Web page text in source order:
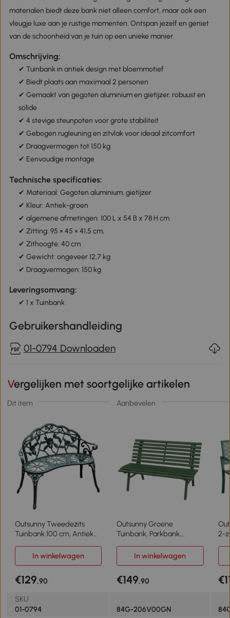
materialen biedt deze bank niet alleen comfort, maar ook een
vleugje luxe aan je rustige momenten. Ontspan jezelf en geniet
van de schoonheid van je tuin op een unieke manier.
Omschrijving:
✔ Tuinbank in antiek design met bloemmotief
✔ Biedt plaats aan maximaal 2 personen
✔ Gemaakt van gegoten aluminium en gietijzer, robuust en
solide
✔ 4 stevige steunpoten voor grote stabiliteit
✔ Gebogen rugleuning en zitvlak voor ideaal zitcomfort
✔ Draagvermogen tot 150 kg
✔ Eenvoudige montage
Technische specificaties:
✔ Materiaal: Gegoten aluminium, gietijzer
✔ Kleur: Antiek-groen
✔ algemene afmetingen: 100 L x 54 B x 78 H cm
✔ Zitting: 95 × 45 × 41,5 cm,
✔ Zithoogte: 40 cm
✔ Gewicht: ongeveer 12,7 kg
✔ Draagvermogen: 150 kg
Leveringsomvang:
✔ 1 x Tuinbank
Gebruikershandleiding
01-0794 Downloaden
Vergelijken met soortgelijke artikelen
Dit item Aanbevelen
Outsunny Tweedezits
Tuinbank 100 cm, Antiek
voor Gezins en Rustbank
Outsunny Groene
Tuinbank, Parkbank,
Weerbestendig, Aluminium,
123 x 67 x 79 cm
2-
83
In winkelwagen In winkelwagen
€129,90 €149,90
SKU
01-0794
84G-206V00GN